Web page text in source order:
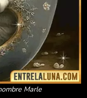
Marle